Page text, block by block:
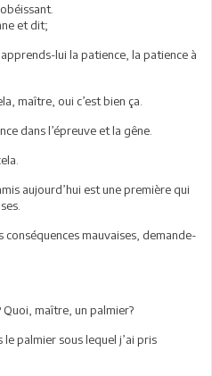
et dit;
lui la patience, la patience à
maître, oui c’est bien ça.
dans l’épreuve et la gêne.
aujourd’hui est une première qui
conséquences mauvaises, demande-
Quoi, maître, un palmier?
palmier sous lequel j’ai pris